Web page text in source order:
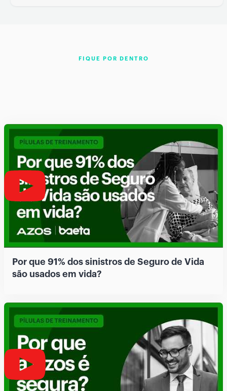
FIQUE POR DENTRO
Por que 91% dos sinistros de Seguro de Vida
são usados em vida?